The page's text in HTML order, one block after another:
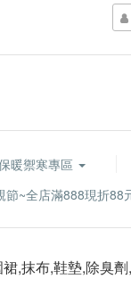
暖禦寒專區
節~全店滿888現折88